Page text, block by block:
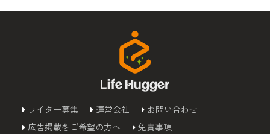
ライター募集 運営会社
お問い合わせ
広告掲載をご希望の方へ
免責事項